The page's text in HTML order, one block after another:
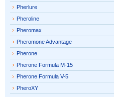
Pherlure
Pheroline
Pheromax
Pheromone Advantage
Pherone
Pherone Formula M-15
Pherone Formula V-5
PheroXY